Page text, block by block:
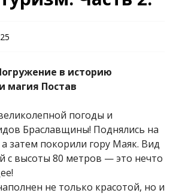
имени
Купалы"
в историю
магия Постав
погоды и
Браславщины! Поднялись на
затем покорили гору Маяк. Вид
с высоты 80 метров — это нечто
не только красотой, но и